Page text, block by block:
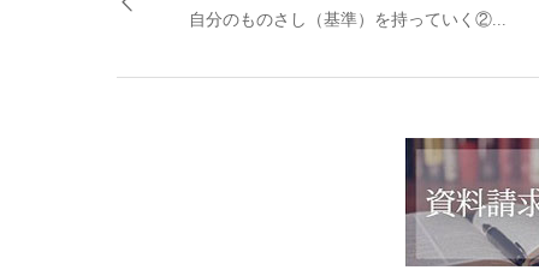
自分のものさし（基準）を持っていく②...